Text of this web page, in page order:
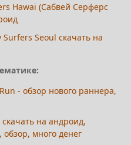
Hawai (Сабвей Серферс
Surfers Seoul скачать на
- обзор нового раннера,
на андроид,
много денег